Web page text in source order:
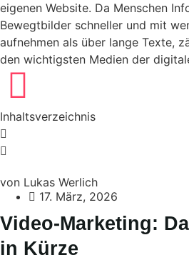
eigenen Website. Da Menschen
Bewegtbilder schneller und mit
aufnehmen als über lange Texte,
den wichtigsten Medien der
Inhaltsverzeichnis
von Lukas Werlich
17. März, 2026
Video-Marketing:
in Kürze